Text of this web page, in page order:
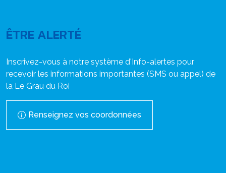
ÊTRE ALERTÉ
Inscrivez-vous à notre système d'Info-alertes pour
recevoir les informations importantes (SMS ou appel) de
la Le Grau du Roi
Renseignez vos coordonnées